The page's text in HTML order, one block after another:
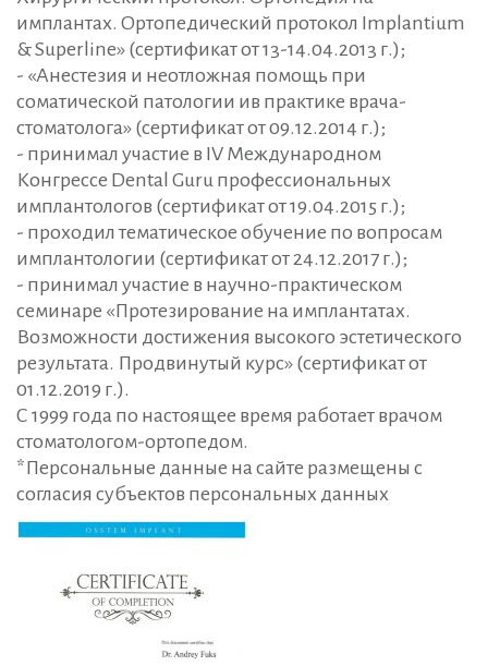
имплантах. Ортопедический протокол Implantium
& Superline» (сертификат от 13-14.04.2013 г.);
- «Анестезия и неотложная помощь при
соматической патологии ив практике врача-
стоматолога» (сертификат от 09.12.2014 г.);
- принимал участие в IV Международном
Конгрессе Dental Guru профессиональных
имплантологов (сертификат от 19.04.2015 г.);
- проходил тематическое обучение по вопросам
имплантологии (сертификат от 24.12.2017 г.);
- принимал участие в научно-практическом
семинаре «Протезирование на имплантатах.
Возможности достижения высокого эстетического
результата. Продвинутый курс» (сертификат от
01.12.2019 г.).
С 1999 года по настоящее время работает врачом
стоматологом-ортопедом.
*Персональные данные на сайте размещены с
согласия субъектов персональных данных